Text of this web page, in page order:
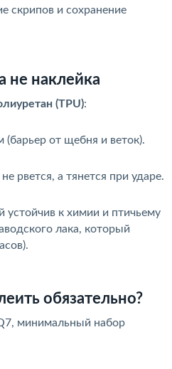
скрипов и сохранение
не наклейка
(TPU):
(барьер от щебня и веток).
рвется, а тянется при ударе.
устойчив к химии и птичьему
лака, который
обязательно?
минимальный набор